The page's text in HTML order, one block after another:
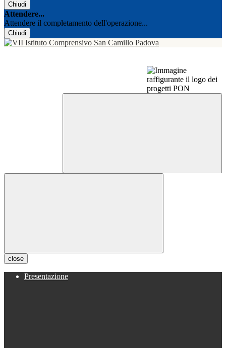
Chiudi
Attendere...
Attendere il completamento dell'operazione...
Chiudi
close
Presentazione